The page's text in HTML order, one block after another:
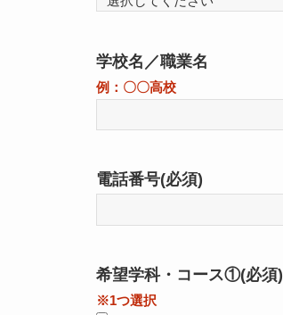
学校名／職業名
例：〇〇高校
電話番号(必須)
希望学科・コース①(必須)
※1つ選択